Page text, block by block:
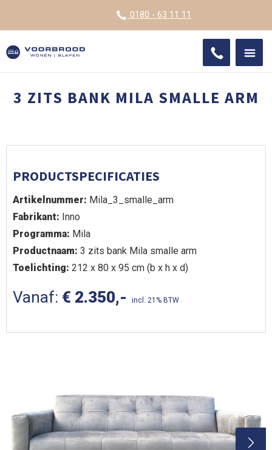
0180 - 63 11 11
3 ZITS BANK MILA SMALLE ARM
PRODUCTSPECIFICATIES
Artikelnummer: Mila_3_smalle_arm
Fabrikant: Inno
Programma: Mila
Productnaam: 3 zits bank Mila smalle arm
Toelichting: 212 x 80 x 95 cm (b x h x d)
Vanaf: € 2.350,- incl. 21% BTW